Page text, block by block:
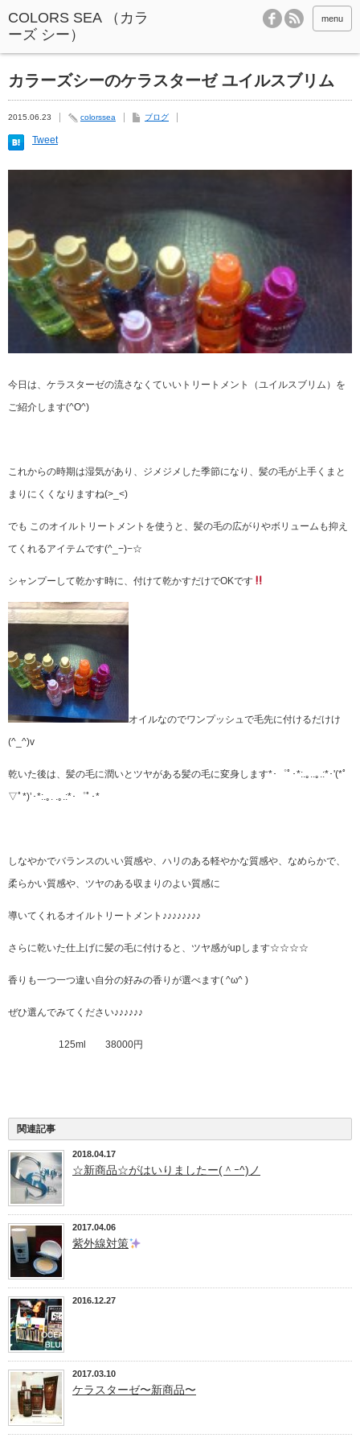
menu
カラーズシーのケラスターゼ ユイルスブリム
2015.06.23 colorssea ブログ
Tweet
今日は、ケラスターゼの流さなくていいトリートメント（ユイルスブリム）を
ご紹介します(^O^)
これからの時期は湿気があり、ジメジメした季節になり、髪の毛が上手くまと
まりにくくなりますね(>_<)
でも このオイルトリートメントを使うと、髪の毛の広がりやボリュームも抑え
てくれるアイテムです(^_−)−☆
シャンプーして乾かす時に、付けて乾かすだけでOKです
オイルなのでワンプッシュで毛先に付けるだけけ
(^_^)v
乾いた後は、髪の毛に潤いとツヤがある髪の毛に変身します*･゜ﾟ･*:.｡..｡.:*･'(*ﾟ
▽ﾟ*)’･*:.｡. .｡.:*･゜ﾟ･*
しなやかでバランスのいい質感や、ハリのある軽やかな質感や、なめらかで、
柔らかい質感や、ツヤのある収まりのよい質感に
導いてくれるオイルトリートメント♪♪♪♪♪♪♪♪
さらに乾いた仕上げに髪の毛に付けると、ツヤ感がupします☆☆☆☆
香りも一つ一つ違い自分の好みの香りが選べます( ^ω^ )
ぜひ選んでみてください♪♪♪♪♪♪
125ml 38000円
関連記事
2018.04.17
☆新商品☆がはいりましたー(＾ｰ^)ノ
2017.04.06
紫外線対策
2016.12.27
2017.03.10
ケラスターゼ〜新商品〜